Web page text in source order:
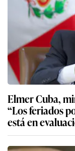
Elmer Cuba,
“Los feriados
está en